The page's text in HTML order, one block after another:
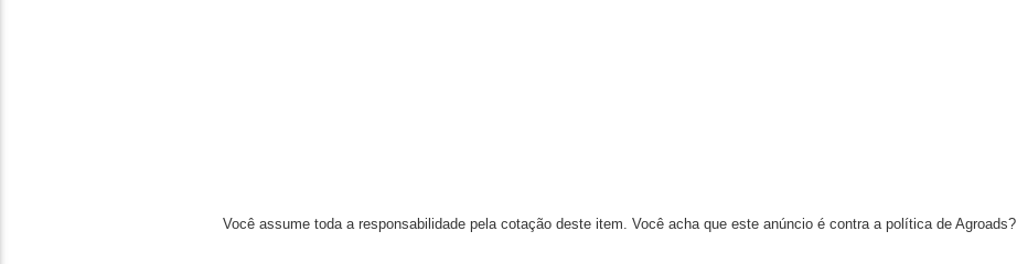
Você assume toda a responsabilidade pela cotação deste item. Você acha que este anúncio é contra a política de Agroads?